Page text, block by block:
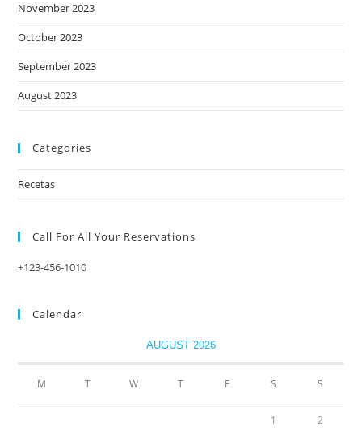
November 2023
October 2023
September 2023
August 2023
Categories
Recetas
Call For All Your​ Reservations
+123-456-1010
Calendar
AUGUST 2026
M T W T F S S
1 2